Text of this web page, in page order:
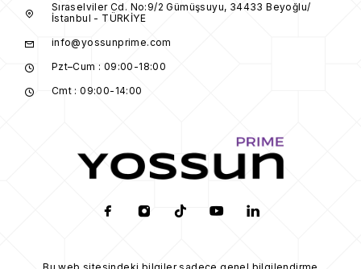
Sıraselviler Cd. No:9/2 Gümüşsuyu, 34433 Beyoğlu/
İstanbul - TÜRKİYE
info@yossunprime.com
Pzt–Cum : 09:00-18:00
Cmt : 09:00-14:00